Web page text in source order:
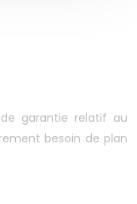
garantie relatif au
besoin de plan